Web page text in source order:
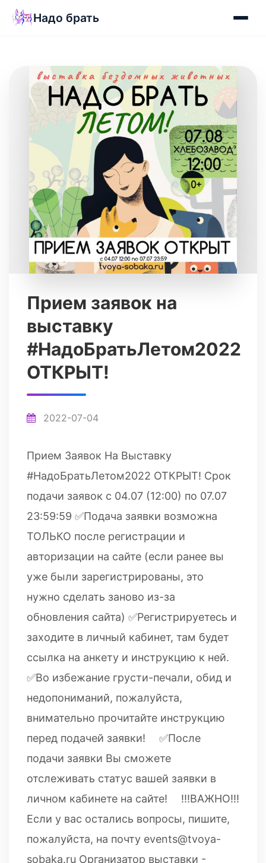
Надо брать
Прием заявок на
выставку
#НадоБратьЛетом2022
ОТКРЫТ!
2022-07-04
Прием Заявок На Выставку
#НадоБратьЛетом2022 ОТКРЫТ! Срок
подачи заявок с 04.07 (12:00) по 07.07
23:59:59 ✅Подача заявки возможна
ТОЛЬКО после регистрации и
авторизации на сайте (если ранее вы
уже были зарегистрированы, это
нужно сделать заново из-за
обновления сайта) ✅Регистрируетесь и
заходите в личный кабинет, там будет
ссылка на анкету и инструкцию к ней.
✅Во избежание грусти-печали, обид и
недопониманий, пожалуйста,
внимательно прочитайте инструкцию
перед подачей заявки! ⠀ ✅После
подачи заявки Вы сможете
отслеживать статус вашей заявки в
личном кабинете на сайте! ⠀ !!!ВАЖНО!!!
Если у вас остались вопросы, пишите,
пожалуйста, на почту events@tvoya-
sobaka.ru Организатор выставки -